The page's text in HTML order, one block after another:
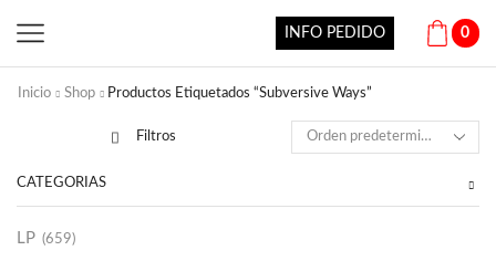
INFO PEDIDO 0
Inicio Shop Productos Etiquetados “Subversive Ways”
Filtros
CATEGORÍAS
LP (659)